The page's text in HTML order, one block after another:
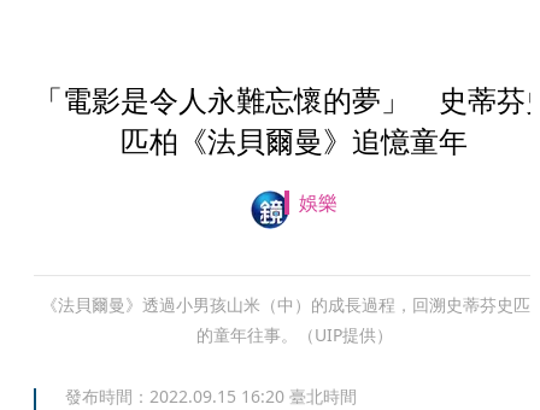
「電影是令人永難忘懷的夢」 史蒂芬
匹柏《法貝爾曼》追憶童年
娛樂
《法貝爾曼》透過小男孩山米（中）的成長過程，回溯史蒂芬史匹
的童年往事。（UIP提供）
發布時間： 2022.09.15 16:20 臺北時間